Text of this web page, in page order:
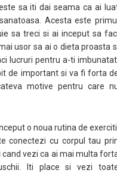
sa iti dai seama ca ai
Acesta este
sa treci si ai inceput sa
usor sa ai o dieta proasta
lucruri pentru a-ti
de important si va fi forta
motive pentru care
o noua rutina de
conectezi cu corpul tau
vezi ca ai mai multa
Iti place si vezi